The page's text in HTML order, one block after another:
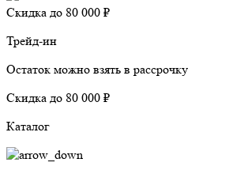
Скидка до 80 000 ₽
Трейд-ин
Остаток можно взять в рассрочку
Скидка до 80 000 ₽
Каталог